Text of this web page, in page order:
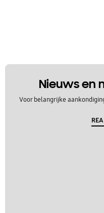
Nieuws en
Voor belangrijke